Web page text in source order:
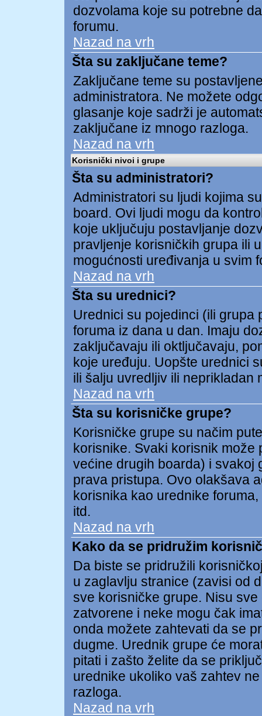
dozvolama koje su potrebne
forumu.
Nazad na vrh
Šta su zaključane teme?
Zaključane teme su
administratora. Ne možete
glasanje koje sadrži je
zaključane iz mnogo razloga.
Nazad na vrh
Korisnički nivoi i grupe
Šta su administratori?
Administratori su ljudi kojima
board. Ovi ljudi mogu da
koje uključuju postavljanje
pravljenje korisničkih grupa ili
mogućnosti uređivanja u svim
Nazad na vrh
Šta su urednici?
Urednici su pojedinci (ili grupa
foruma iz dana u dan. Imaju
zaključavaju ili oktljučavaju,
koje uređuju. Uopšte urednici
ili šalju uvredljiv ili neprikladan
Nazad na vrh
Šta su korisničke grupe?
Korisničke grupe su načim
korisnike. Svaki korisnik može
većine drugih boarda) i svakoj
prava pristupa. Ovo olakšava
korisnika kao urednike
itd.
Nazad na vrh
Kako da se pridružim
Da biste se pridružili
u zaglavlju stranice (zavisi od
sve korisničke grupe. Nisu
zatvorene i neke mogu čak
onda možete zahtevati da se
dugme. Urednik grupe će
pitati i zašto želite da se
urednike ukoliko vaš zahtev
razloga.
Nazad na vrh